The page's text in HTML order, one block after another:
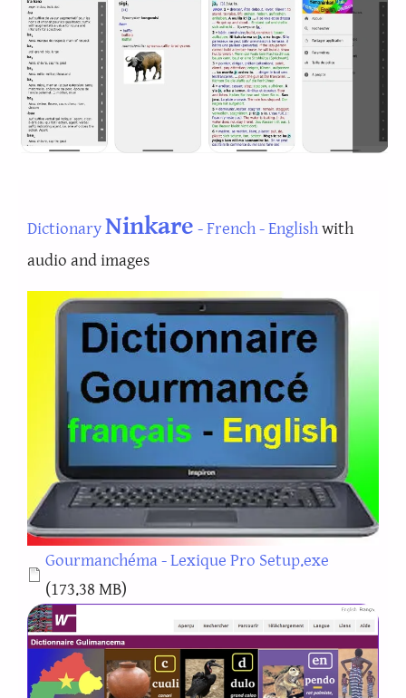
DictionaryNinkare - French - Englishwith
audio and images
Document
Gourmanchéma - Lexique Pro Setup.exe
(173.38 MB)